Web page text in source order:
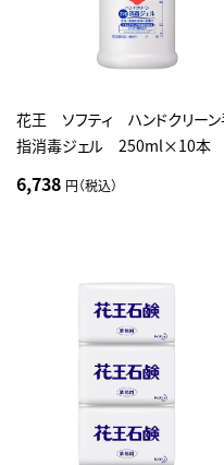
花王 ソフティ ハンドクリー
指消毒ジェル 250ml×10本
6,738 円（税込）